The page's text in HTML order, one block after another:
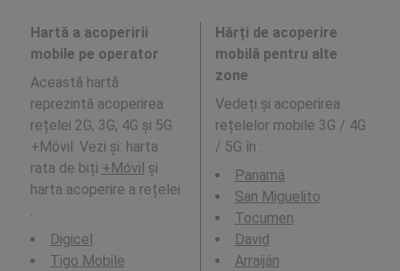
Hartă a acoperirii
mobile pe operator
Această hartă
reprezintă acoperirea
rețelei 2G, 3G, 4G și 5G
+Móvil. Vezi și: harta
rata de biți +Móvil și
harta acoperire a rețelei
.
Digicel
Tigo Mobile
Hărți de acoperire
mobilă pentru alte
zone
Vedeți și acoperirea
rețelelor mobile 3G / 4G
/ 5G în :
Panamá
San Miguelito
Tocumen
David
Arraiján